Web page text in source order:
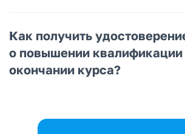
Как получить
о повышении квалификации
окончании курса?